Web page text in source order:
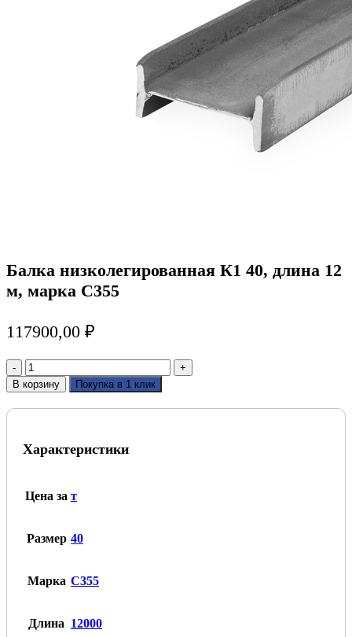
Балка низколегированная К1 40, длина 12
м, марка С355
117900,00 ₽
Количество
товара
Балка
низколегированная
длина
марка
С355
В корзину Покупка в 1 клик
Характеристики
Цена за т
Размер 40
Марка С355
Длина 12000